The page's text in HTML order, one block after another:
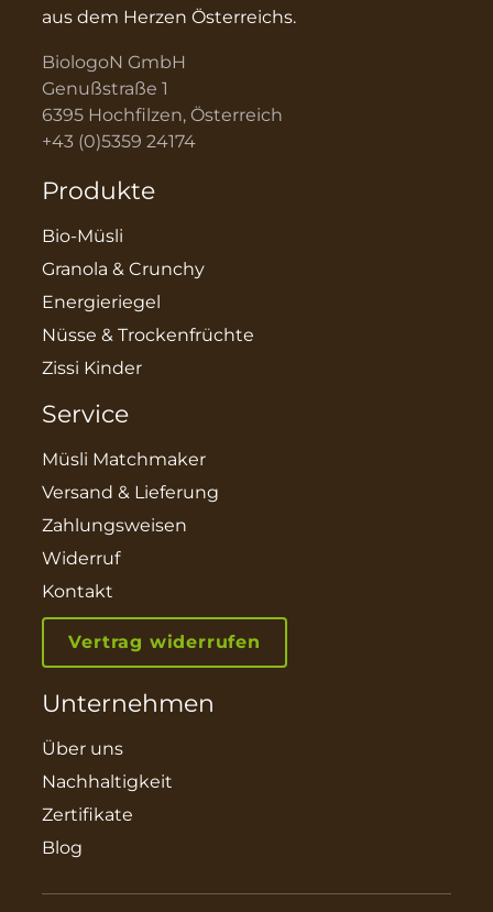
aus dem Herzen Österreichs.
BiologoN GmbH
Genußstraße 1
6395 Hochfilzen, Österreich
+43 (0)5359 24174
Produkte
Bio-Müsli
Granola & Crunchy
Energieriegel
Nüsse & Trockenfrüchte
Zissi Kinder
Service
Müsli Matchmaker
Versand & Lieferung
Zahlungsweisen
Widerruf
Kontakt
Vertrag widerrufen
Unternehmen
Über uns
Nachhaltigkeit
Zertifikate
Blog